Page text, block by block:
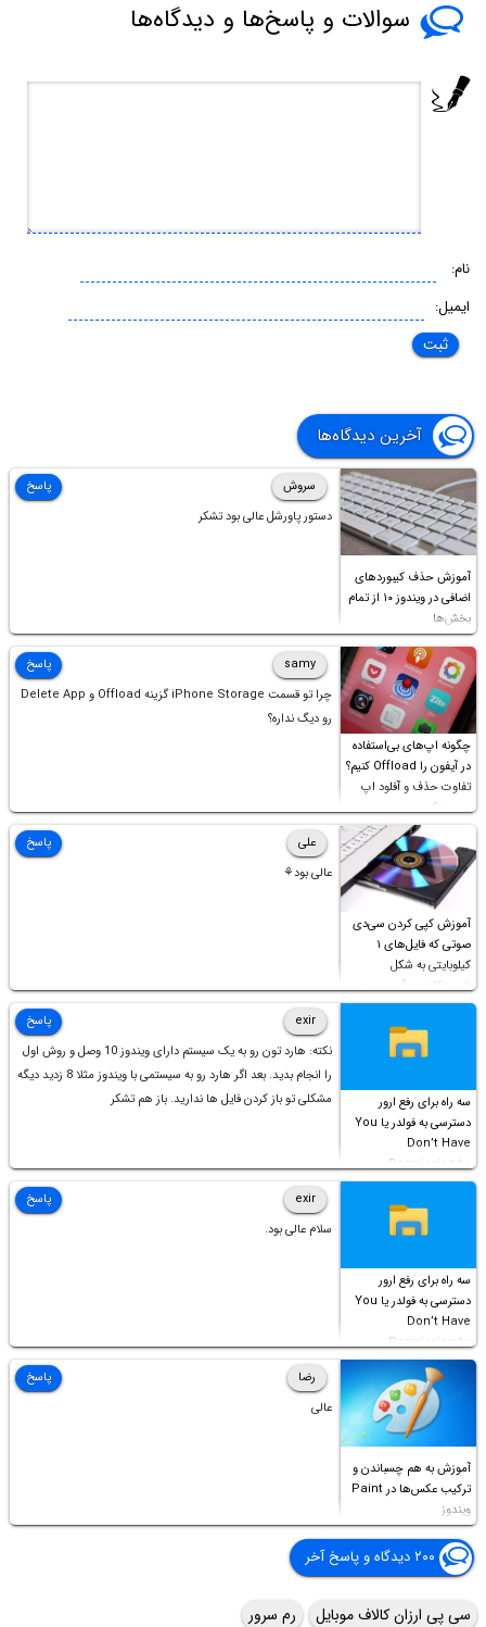
سوالات و پاسخ‌ها و دیدگاه‌ها
نام:
ایمیل:
آخرین دیدگاه‌ها
آموزش حذف کیبوردهای
اضافی در ویندوز ۱۰ از تمام
بخش‌ها
سروش
دستور پاورشل عالی بود تشکر
پاسخ
چگونه اپ‌های بی‌استفاده
در آیفون را Offload کنیم؟
تفاوت حذف و آفلود اپ
چیست؟
samy
چرا تو قسمت iPhone Storage گزینه Offload و Delete App
رو دیگ نداره؟
پاسخ
آموزش کپی کردن سی‌دی
صوتی که فایل‌های ۱
کیلوبایتی به شکل
شورت‌کات در آن موجود
است!
علی
عالی بود⚘
پاسخ
سه راه برای رفع ارور
دسترسی به فولدر یا You
Don’t Have
Permission to
Access this folder
exir
نکته: هارد تون رو به یک سیستم دارای ویندوز 10 وصل و روش اول
را انجام بدید. بعد اگر هارد رو به سیستمی با ویندوز مثلا 8 زدید دیگه
مشکلی تو باز کردن فایل ها ندارید. باز هم تشکر
پاسخ
سه راه برای رفع ارور
دسترسی به فولدر یا You
Don’t Have
Permission to
Access this folder
exir
سلام عالی بود.
پاسخ
آموزش به هم چسباندن و
ترکیب عکس‌ها در Paint
ویندوز
رضا
عالی
پاسخ
۲۰۰ دیدگاه و پاسخ آخر
سی پی ارزان کالاف موبایل رم سرور